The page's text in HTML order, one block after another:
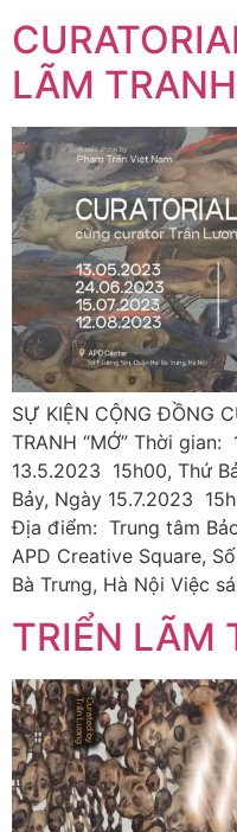
LÃM
SỰ KIỆN CỘNG ĐỒNG
TRANH “MỚ” Thời
13.5.2023 15h00, Thứ
Bảy, Ngày 15.7.2023
Địa điểm: Trung tâm
APD Creative Square,
Bà Trưng, Hà Nội Việc
TRIỂN LÃM